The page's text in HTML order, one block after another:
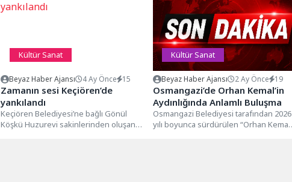
Kültür Sanat
Beyaz Haber Ajansı 4 Ay Önce 15
Zamanın sesi Keçiören’de
yankılandı
Keçiören Belediyesi’ne bağlı Gönül
Köşkü Huzurevi sakinlerinden oluşan
Kültür Sanat
Beyaz Haber Ajansı 2 Ay Önce 19
Osmangazi’de Orhan Kemal’in
Aydınlığında Anlamlı Buluşma
Osmangazi Belediyesi tarafından 2026
yılı boyunca sürdürülen “Orhan Kemal